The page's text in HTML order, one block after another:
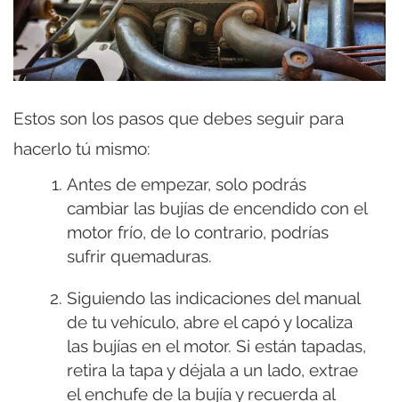
Estos son los pasos que debes seguir para
hacerlo tú mismo:
Antes de empezar, solo podrás
cambiar las bujías de encendido con el
motor frío, de lo contrario, podrías
sufrir quemaduras.
Siguiendo las indicaciones del manual
de tu vehículo, abre el capó y localiza
las bujías en el motor. Si están tapadas,
retira la tapa y déjala a un lado, extrae
el enchufe de la bujía y recuerda al